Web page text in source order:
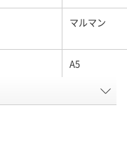
マルマン
A5